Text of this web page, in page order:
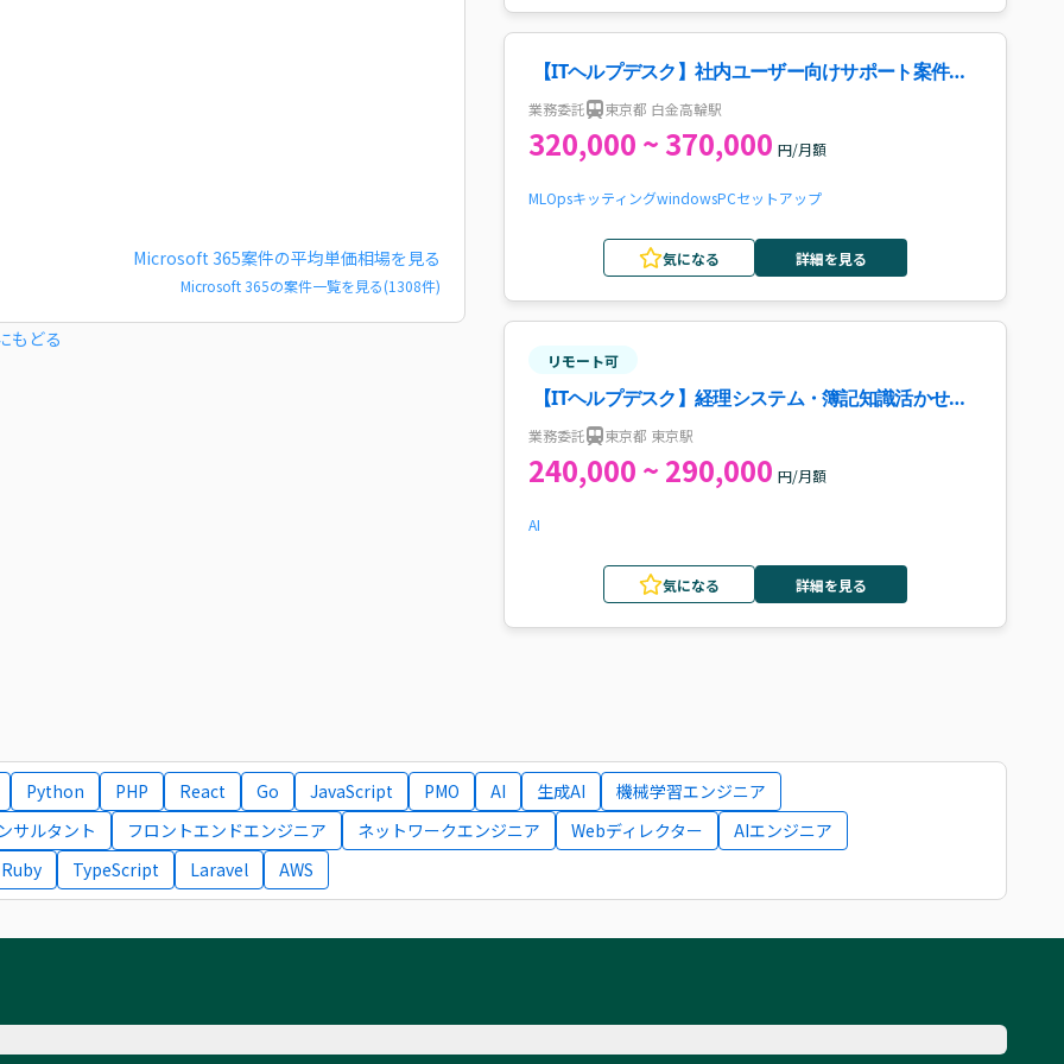
Microsoft 365案件の平均単価相場を見る
Microsoft 365の案件一覧を見る(1308件)
もどる
【ITヘルプデスク】社内ユーザー向けサポート案件・
求人
業務委託 東京都 白金高輪駅
320,000 ~ 370,000 円/月額
MLOpsキッティングwindowsPCセットアップ
気になる 詳細を見る
リモート可
【ITヘルプデスク】経理システム・簿記知識活かせる
案件・求人
業務委託 東京都 東京駅
240,000 ~ 290,000 円/月額
AI
気になる 詳細を見る
Python PHP React Go JavaScript PMO AI 生成AI
機械学習エンジニア
サルタント
フロントエンドエンジニア ネットワークエンジニア Webディレクター
AIエンジニア
Ruby
TypeScript Laravel AWS